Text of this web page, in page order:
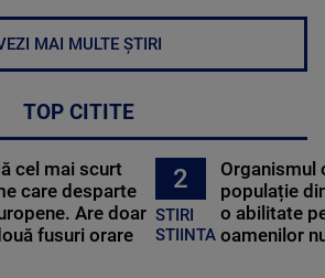
MAI MULTE ȘTIRI
TOP CITITE
cel mai scurt
care desparte
Are doar
fusuri orare
2
STIRI
STIINTA
Organismul
populație
o abilitate
oamenilor